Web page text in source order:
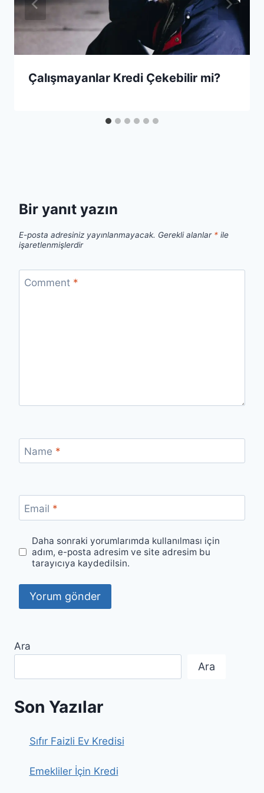
Çalışmayanlar Kredi Çekebilir mi?
Bir yanıt yazın
E-posta adresiniz yayınlanmayacak. Gerekli alanlar * ile
işaretlenmişlerdir
Comment *
Name *
Email *
Daha sonraki yorumlarımda kullanılması için
adım, e-posta adresim ve site adresim bu
tarayıcıya kaydedilsin.
Ara
Ara
Son Yazılar
Sıfır Faizli Ev Kredisi
Emekliler İçin Kredi